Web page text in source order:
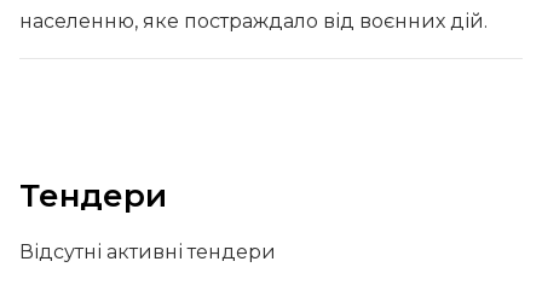
населенню, яке постраждало від воєнних дій.
Тендери
Відсутні активні тендери